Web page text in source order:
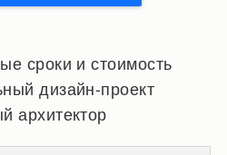
сроки и стоимость
дизайн-проект
архитектор